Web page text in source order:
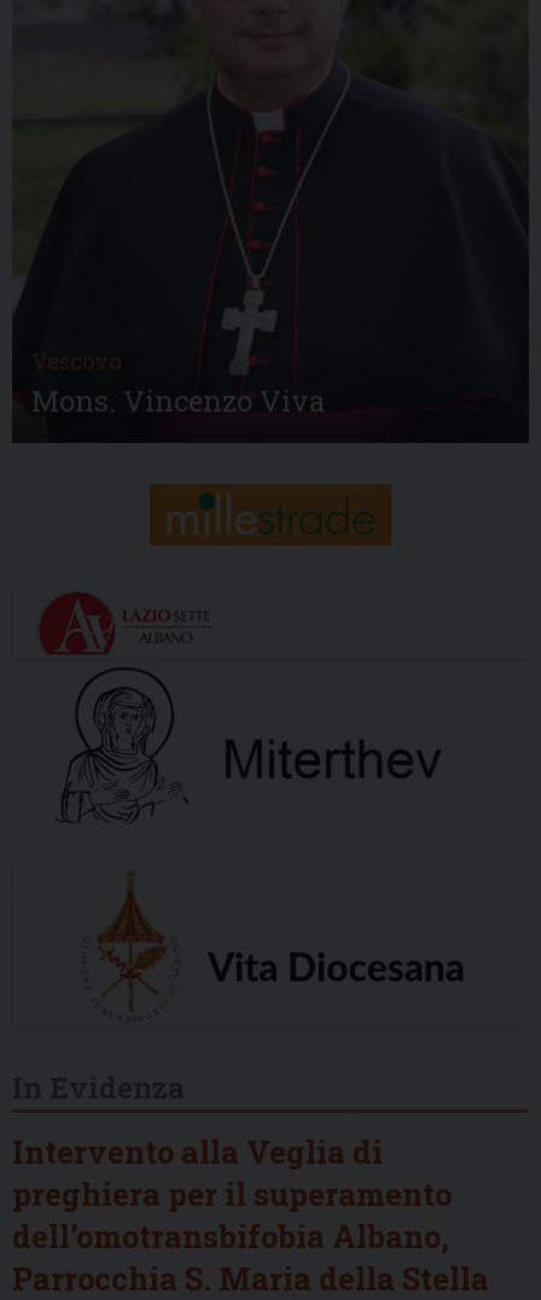
Vescovo
Mons. Vincenzo Viva
Intervento alla Veglia di
preghiera per il superamento
dell’omotransbifobia Albano,
Parrocchia S. Maria della Stella